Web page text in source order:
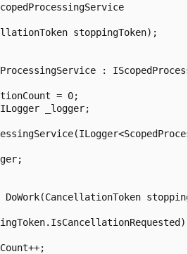
stoppingToken);
:
= 0;
_logger;
DoWork(CancellationToken